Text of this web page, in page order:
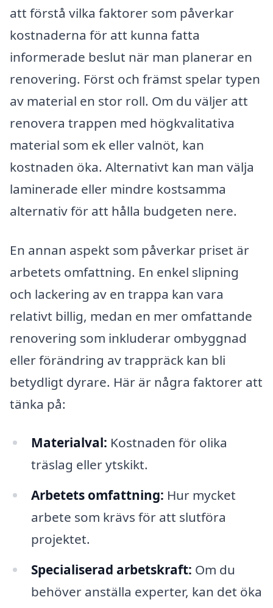
att förstå vilka faktorer som påverkar
kostnaderna för att kunna fatta
informerade beslut när man planerar en
renovering. Först och främst spelar typen
av material en stor roll. Om du väljer att
renovera trappen med högkvalitativa
material som ek eller valnöt, kan
kostnaden öka. Alternativt kan man välja
laminerade eller mindre kostsamma
alternativ för att hålla budgeten nere.
En annan aspekt som påverkar priset är
arbetets omfattning. En enkel slipning
och lackering av en trappa kan vara
relativt billig, medan en mer omfattande
renovering som inkluderar ombyggnad
eller förändring av trappräck kan bli
betydligt dyrare. Här är några faktorer att
tänka på:
Materialval: Kostnaden för olika
träslag eller ytskikt.
Arbetets omfattning: Hur mycket
arbete som krävs för att slutföra
projektet.
Specialiserad arbetskraft: Om du
behöver anställa experter, kan det öka